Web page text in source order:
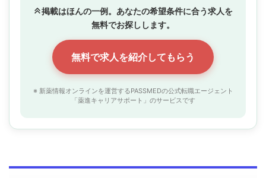
掲載はほんの一例。あなたの希望条件に合う求人を
無料でお探しします。
無料で求人を紹介してもらう
※ 新薬情報オンラインを運営するPASSMEDの公式転職エージェント
「薬進キャリアサポート」のサービスです